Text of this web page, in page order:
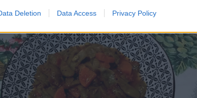
Deletion Data Access Privacy Policy